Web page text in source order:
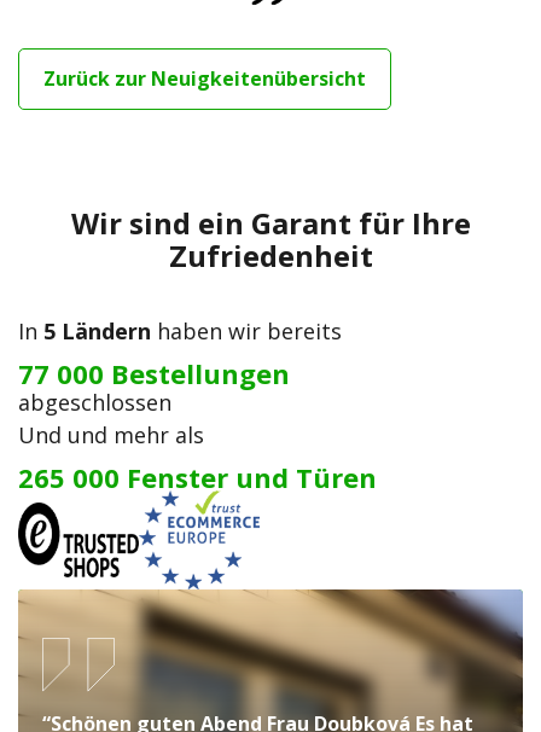
Zurück zur Neuigkeitenübersicht
Wir sind ein Garant für Ihre
Zufriedenheit
In 5 Ländern haben wir bereits
77 000 Bestellungen
abgeschlossen
Und und mehr als
265 000 Fenster und Türen
“Schönen guten Abend Frau Doubková Es hat